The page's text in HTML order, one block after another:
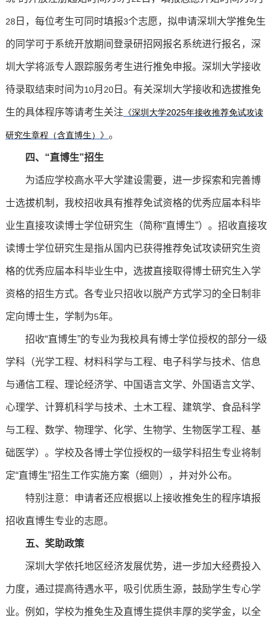
28 日，每位考生可同时填报3个志愿，拟申请深圳大学推免生
的同学可于系统开放期间登录研招网报名系统进行报名，深
圳大学将派专人跟踪服务考生进行推免申报。深圳大学接收
待录取结束时间为10月 20日。有关深圳大学接收和选拔推免
生的具体程序等请考生关注 《深圳大学2025年接收推荐免试攻读
研究生章程（含直博生）》 。
四、“直博生”招生
为适应学校高水平大学建设需要，进一步探索和完善博
士选拔机制，我校招收具有推荐免试资格的优秀应届本科毕
业生直接攻读博士学位研究生（简称“直博生”）。招收直接攻
读博士学位研究生是指从国内已获得推荐免试攻读研究生资
格的优秀应届本科毕业生中，选拔直接取得博士研究生入学
资格的招生方式。各专业只招收以脱产方式学习的全日制非
定向博士生，学制为5年。
招收“直博生”的专业为我校具有博士学位授权的部分一级
学科（光学工程、材料科学与工程、电子科学与技术、信息
与通信工程、理论经济学、中国语言文学、外国语言文学、
心理学、计算机科学与技术、土木工程、建筑学、食品科学
与工程、数学、物理学、化学、生物学、生物医学工程、基
础医学）。学校及各博士学位授权的一级学科招生专业将制
定“直博生”招生工作实施方案（细则），并对外公布。
特别注意：申请者还应根据以上接收推免生的程序填报
招收直博生专业的志愿。
五、奖助政策
深圳大学依托地区经济发展优势，进一步加大经费投入
力度，通过提高待遇水平，吸引优质生源，鼓励学生专心学
业。例如，学校为推免生及直博生提供丰厚的奖学金，以全